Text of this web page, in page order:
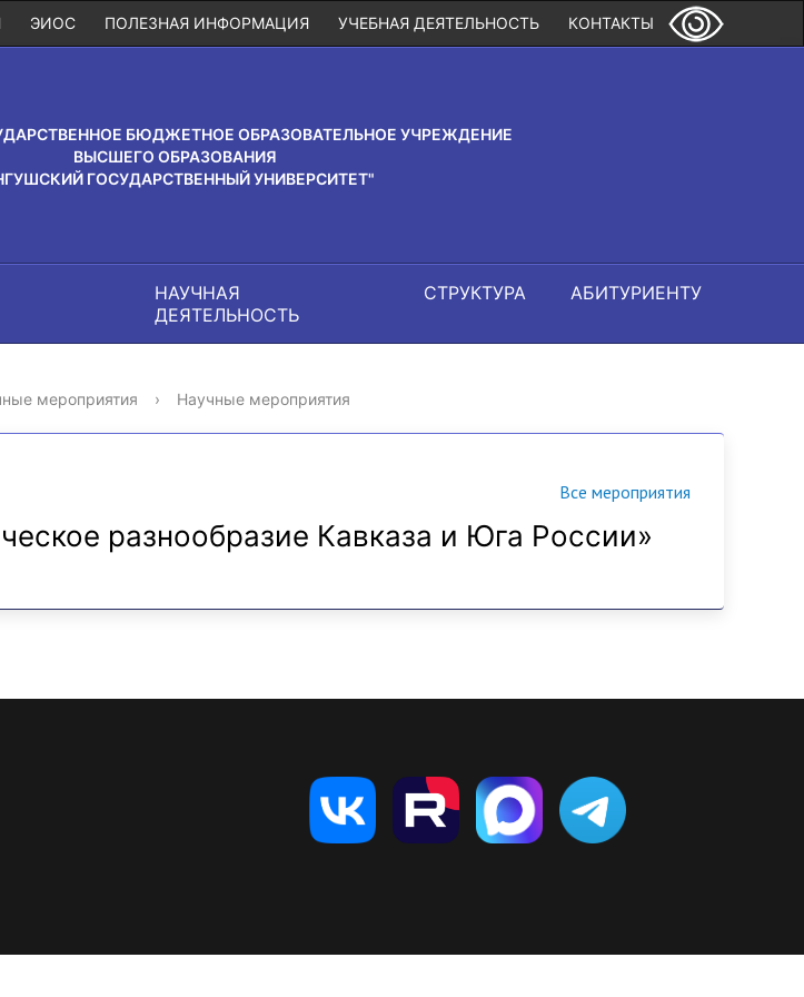
КОНТАКТЫ
УЧЕБНАЯ ДЕЯТЕЛЬНОСТЬ
ПОЛЕЗНАЯ ИНФОРМАЦИЯ
ЭИОС
БЮДЖЕТНОЕ ОБРАЗОВАТЕЛЬНОЕ УЧРЕЖДЕНИЕ
ВЫСШЕГО ОБРАЗОВАНИЯ
ГОСУДАРСТВЕННЫЙ УНИВЕРСИТЕТ"
НАУЧНАЯ
ДЕЯТЕЛЬНОСТЬ
СТРУКТУРА АБИТУРИЕНТУ
мероприятия › Научные мероприятия
Все мероприятия
разнообразие Кавказа и Юга России»